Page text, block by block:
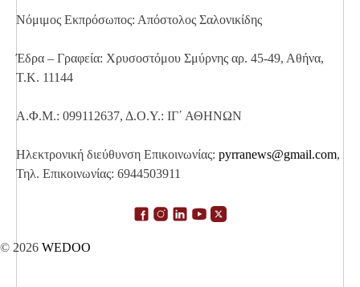
Νόμιμος Εκπρόσωπος: Απόστολος Σαλονικίδης
Έδρα – Γραφεία: Χρυσοστόμου Σμύρνης αρ. 45-49, Αθήνα,
Τ.Κ. 11144
Α.Φ.Μ.: 099112637, Δ.Ο.Υ.: ΙΓ΄ ΑΘΗΝΩΝ
Ηλεκτρονική διεύθυνση Επικοινωνίας: pyrranews@gmail.com,
Τηλ. Επικοινωνίας: 6944503911
© 2026 WEDOO